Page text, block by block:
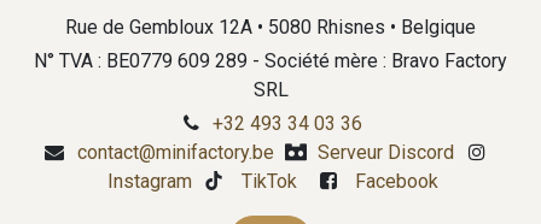
Rue de Gembloux 12A • 5080 Rhisnes • Belgique
N° TVA : BE0779 609 289 - Société mère : Bravo Factory
SRL
+32 493 34 03 36
contact@minifactory.be
Serveur Discord
Instagram
TikTok Facebook